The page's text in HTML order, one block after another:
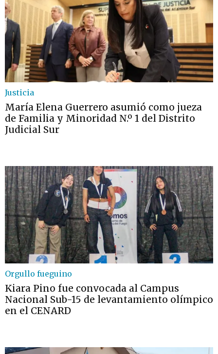
Justicia
María Elena Guerrero asumió como jueza
de Familia y Minoridad N.º 1 del Distrito
Judicial Sur
Orgullo fueguino
Kiara Pino fue convocada al Campus
Nacional Sub-15 de levantamiento olímpico
en el CENARD